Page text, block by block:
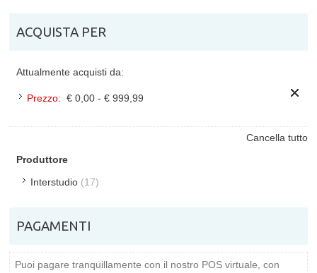
ACQUISTA PER
Attualmente acquisti da:
Prezzo: € 0,00 - € 999,99
Cancella tutto
Produttore
Interstudio (17)
PAGAMENTI
Puoi pagare tranquillamente con il nostro POS virtuale, con